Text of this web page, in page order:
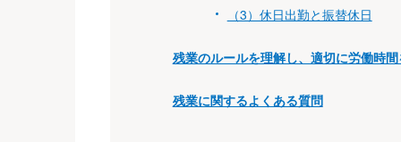
（3）休日出勤と振替休日
残業のルールを理解し、適切に労働時
残業に関するよくある質問